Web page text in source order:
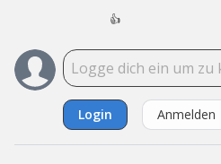
👍
Login Anmelden